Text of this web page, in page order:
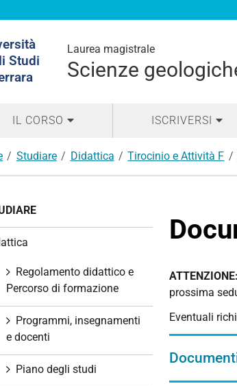
Studi
Laurea magistrale
Scienze
IL CORSO ISCRIVERSI
Studiare Didattica Tirocinio e Attività F
ATTENZIONE:
prossima
Eventuali
Regolamento didattico e
Percorso di formazione
Programmi, insegnamenti
e docenti
Piano degli studi